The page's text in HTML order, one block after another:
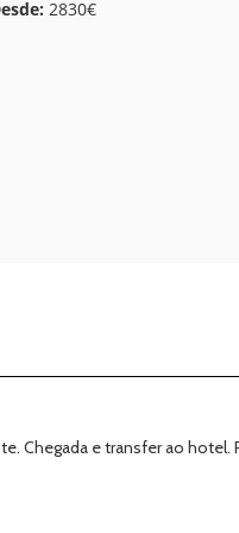
2830€
Chegada e transfer ao hotel.